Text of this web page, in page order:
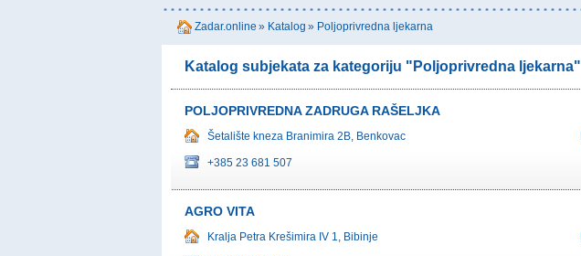
Zadar.online » Katalog » Poljoprivredna ljekarna
Katalog subjekata za kategoriju "Poljoprivredna ljekarna"
POLJOPRIVREDNA ZADRUGA RAŠELJKA
Šetalište kneza Branimira 2B, Benkovac
+385 23 681 507
AGRO VITA
Kralja Petra Krešimira IV 1, Bibinje